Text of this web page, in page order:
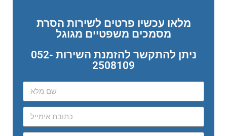
מלאו עכשיו פרטים לשירות הסרת
מסמכים משפטיים מגוגל
ניתן להתקשר להזמנת השירות 052-
2508109